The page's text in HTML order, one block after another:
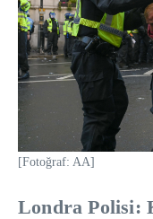
[Fotoğraf: AA]
Londra Polisi: